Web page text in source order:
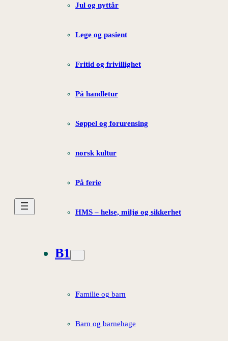
Jul og nyttår
Lege og pasient
Fritid og frivillighet
På handletur
Søppel og forurensing
norsk kultur
På ferie
HMS – helse, miljø og sikkerhet
B1
Familie og barn
Barn og barnehage